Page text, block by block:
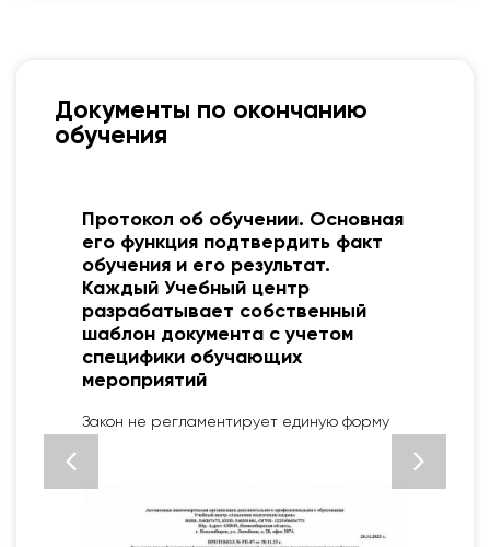
Документы по окончанию
обучения
Протокол об обучении. Основная
его функция подтвердить факт
обучения и его результат.
Каждый Учебный центр
разрабатывает собственный
шаблон документа с учетом
специфики обучающих
мероприятий
Закон не регламентирует единую форму